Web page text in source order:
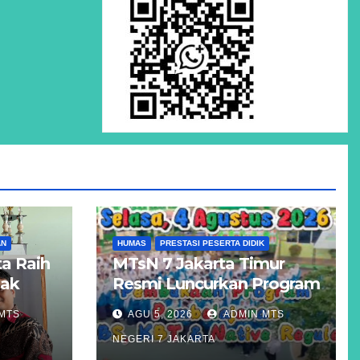
Raih
HUMAS PRESTASI PESERTA DIDIK
MTsN 7 Jakarta Timur
Resmi Luncurkan Program
Unggulan KBS, KBT, dan
Kelas Reguler Native
AGU 5, 2026 ADMIN MTS
NEGERI 7 JAKARTA